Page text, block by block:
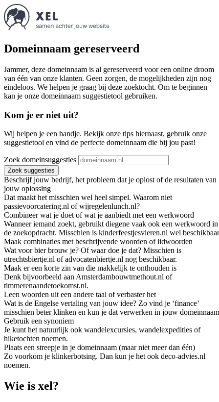
Domeinnaam gereserveerd
Jammer, deze domeinnaam is al gereserveerd voor een online droom
van één van onze klanten. Geen zorgen, de mogelijkheden zijn nog
eindeloos. We helpen je graag bij deze zoektocht. Om te beginnen
kan je onze domeinnaam suggestietool gebruiken.
Kom je er niet uit?
Wij helpen je een handje. Bekijk onze tips hiernaast, gebruik onze
suggestietool en vind de perfecte domeinnaam die bij jou past!
Zoek domeinsuggesties
Zoek suggesties
Beschrijf jouw bedrijf, het probleem dat je oplost of de resultaten van
jouw oplossing
Dat maakt het misschien wel heel simpel. Waarom niet
passievoorcatering.nl of wijregelenlunch.nl?
Combineer wat je doet of wat je aanbiedt met een werkwoord
Wanneer iemand zoekt, gebruikt diegene vaak ook een werkwoord in
de zoekopdracht. Misschien is kinderfeestjesvieren.nl wel
Maak combinaties met beschrijvende woorden of lidwoorden
Wat voor bier brouw je? Of waar doe je dat? Misschien is
utrechtsbiertje.nl of advocatenbiertje.nl nog beschikbaar.
Maak er een korte zin van die makkelijk te onthouden is
Denk bijvoorbeeld aan Amsterdambouwtmethout.nl of
timmerenaandetoekomst.nl.
Leen woorden uit een andere taal of verbaster het
Wat is de Engelse vertaling van jouw idee? Zo vind je ‘finance’
misschien beter klinken en kun je dat verwerken in jouw
Gebruik een synoniem
Je kunt het natuurlijk ook wandelexcursies, wandelexpedities of
hiketochten noemen.
Plaats een streepje in je domeinnaam (maar niet meer dan één)
Zo voorkom je klinkerbotsing. Dan kun je het ook deco-advies.nl
noemen.
Wie is xel?